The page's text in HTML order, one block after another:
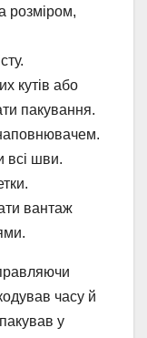
розміром,
кутів або
пакування.
всі шви.
вантаж
часу й
у